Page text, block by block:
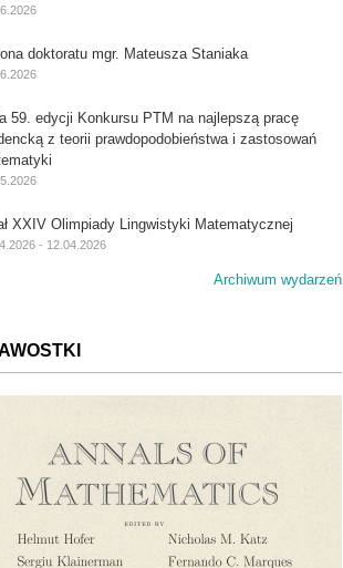
doktoratu mgr. Mateusza Staniaka
59. edycji Konkursu PTM na najlepszą pracę
z teorii prawdopodobieństwa i zastosowań
XXIV Olimpiady Lingwistyki Matematycznej
- 12.04.2026
Archiwum wydarzeń